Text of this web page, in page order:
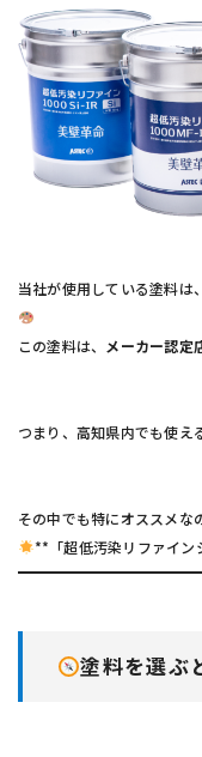
当社が使用している塗料は
この塗料は、 メーカー認定
つまり、高知県内でも使え
その中でも特にオススメな
**「超低汚染リファイン
塗料を選ぶ